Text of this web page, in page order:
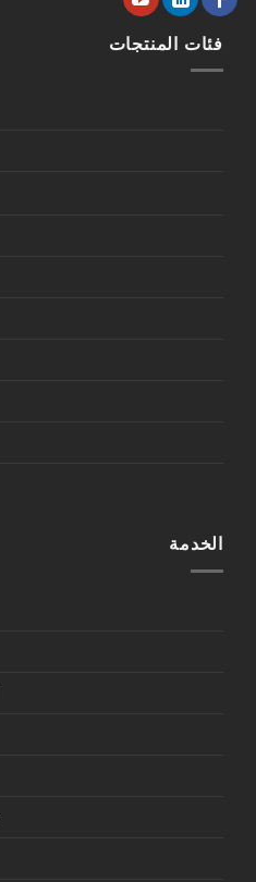
فئات المنتجات
الخدمة